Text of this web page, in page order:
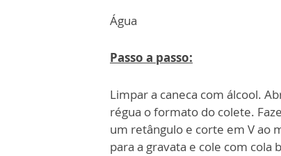
Água
Passo a passo:
Limpar a caneca com álcool.
régua o formato do colete.
um retângulo e corte em V ao
para a gravata e cole com cola